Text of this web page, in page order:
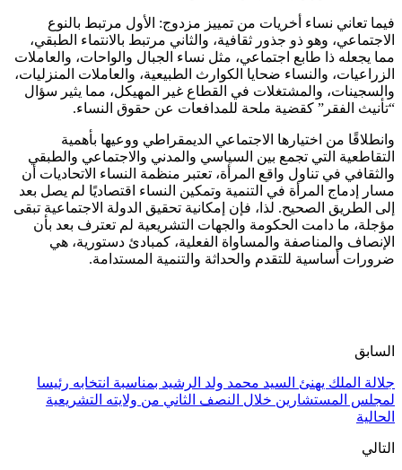
فيما تعاني نساء أخريات من تمييز مزدوج: الأول مرتبط بالنوع
الاجتماعي، وهو ذو جذور ثقافية، والثاني مرتبط بالانتماء الطبقي،
مما يجعله ذا طابع اجتماعي، مثل نساء الجبال والواحات، والعاملات
الزراعيات، والنساء ضحايا الكوارث الطبيعية، والعاملات المنزليات،
والسجينات، والمشتغلات في القطاع غير المهيكل، مما يثير سؤال
“تأنيث الفقر” كقضية ملحة للمدافعات عن حقوق النساء.
وانطلاقًا من اختيارها الاجتماعي الديمقراطي ووعيها بأهمية
التقاطعية التي تجمع بين السياسي والمدني والاجتماعي والطبقي
والثقافي في تناول واقع المرأة، تعتبر منظمة النساء الاتحاديات أن
مسار إدماج المرأة في التنمية وتمكين النساء اقتصاديًا لم يصل بعد
إلى الطريق الصحيح. لذا، فإن إمكانية تحقيق الدولة الاجتماعية تبقى
مؤجلة، ما دامت الحكومة والجهات التشريعية لم تعترف بعد بأن
الإنصاف والمناصفة والمساواة الفعلية، كمبادئ دستورية، هي
ضرورات أساسية للتقدم والحداثة والتنمية المستدامة.
السابق
جلالة الملك يهنئ السيد محمد ولد الرشيد بمناسبة انتخابه رئيسا
لمجلس المستشارين خلال النصف الثاني من ولايته التشريعية
الحالية
التالي